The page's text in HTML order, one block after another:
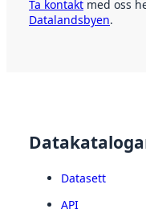
Ta kontakt med oss
Datalandsbyen.
Datasett
API